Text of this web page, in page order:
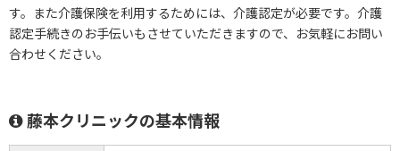
す。また介護保険を利用するためには、介護認定が必要です。介護
認定手続きのお手伝いもさせていただきますので、お気軽にお問い
合わせください。
藤本クリニックの基本情報